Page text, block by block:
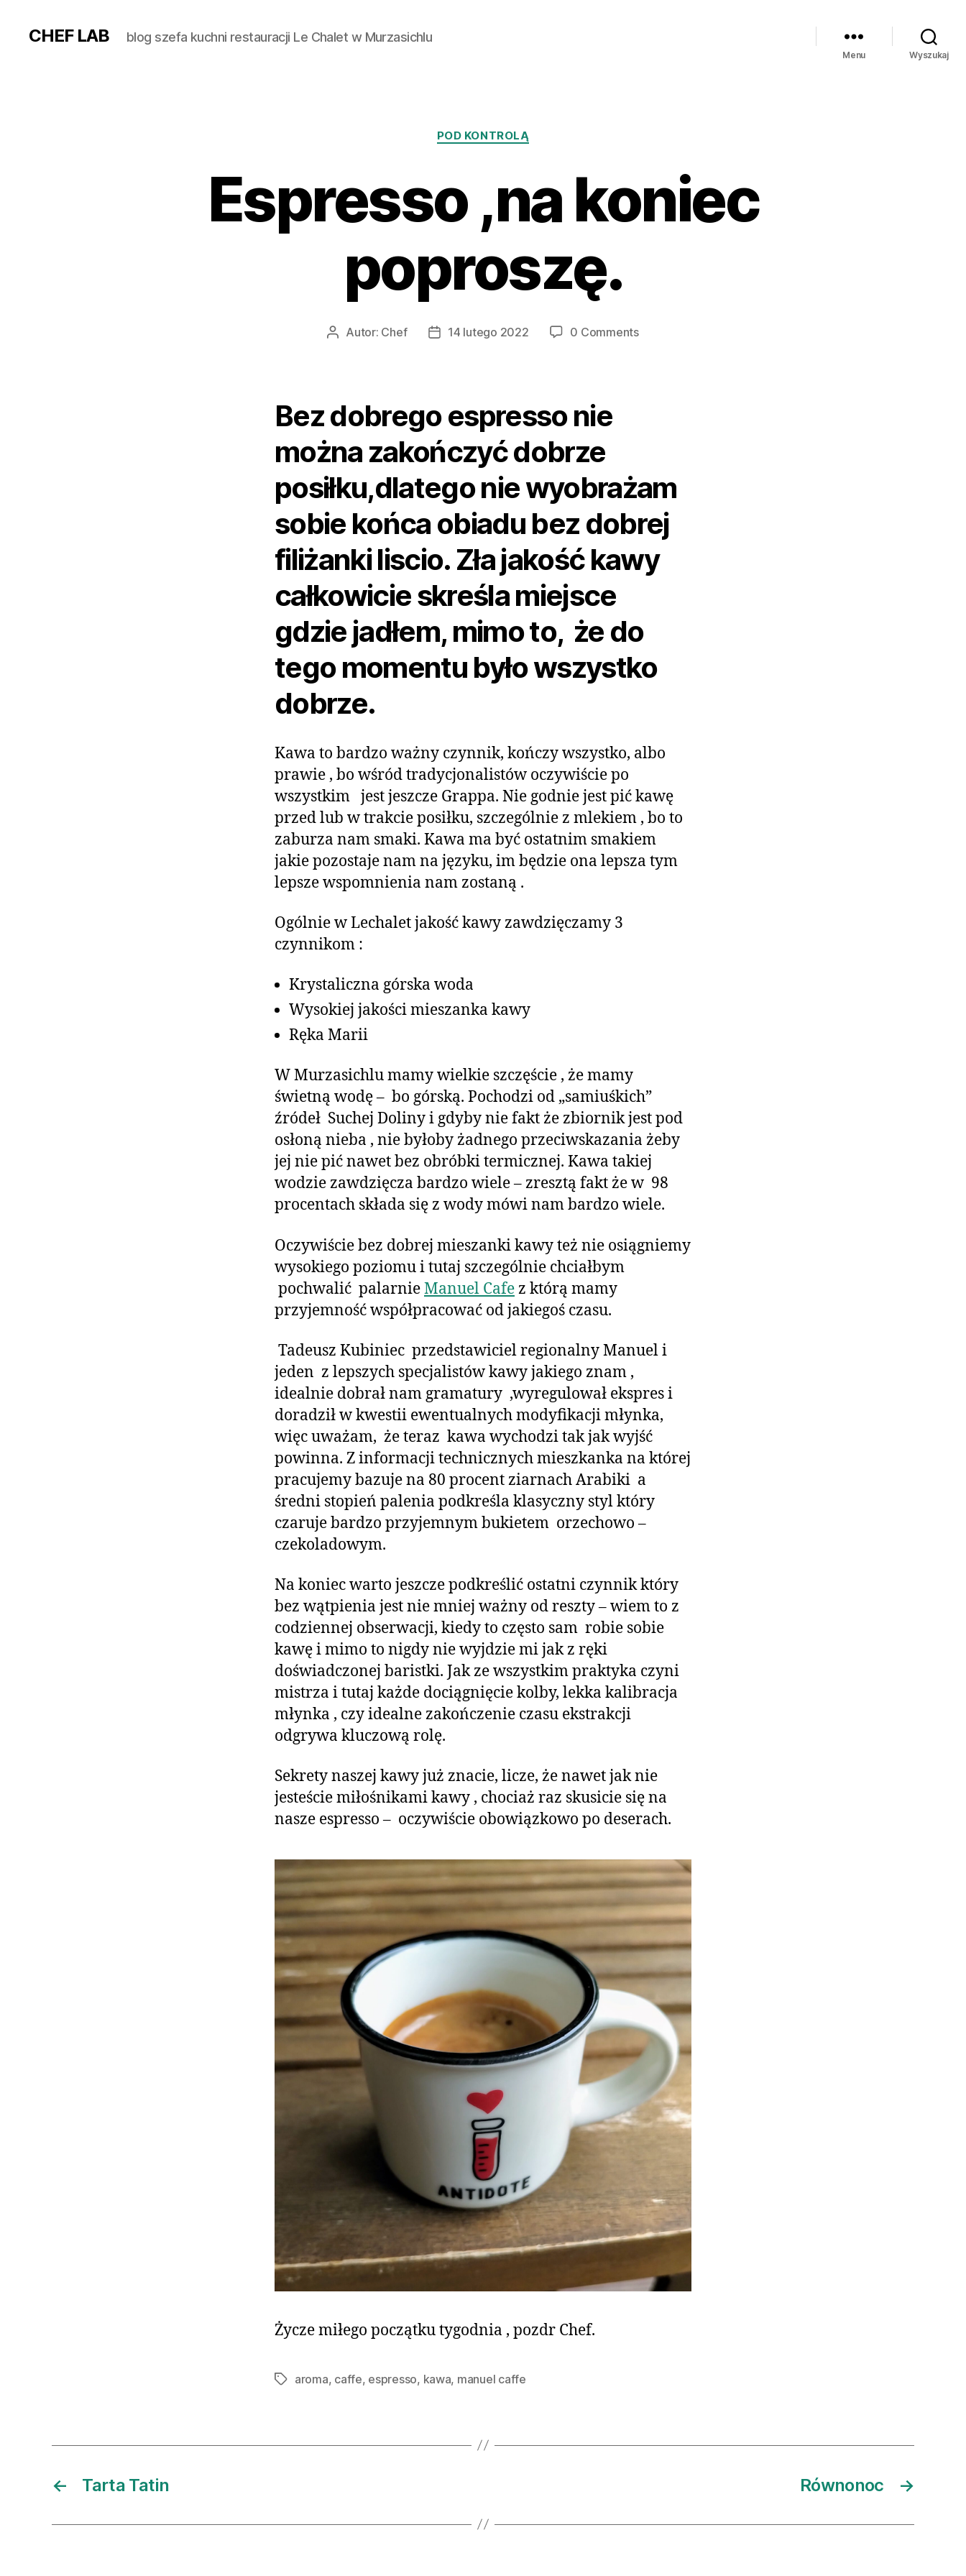
CHEF LAB blog szefa kuchni restauracji Le Chalet w Murzasichlu
Menu Wyszukaj
Kategorie
POD KONTROLĄ
Espresso ,na koniec
poproszę.
AutorAutor: Chef
Data14 lutego 2022 0 Comments
Bez dobrego espresso nie
można zakończyć dobrze
posiłku,dlatego nie wyobrażam
sobie końca obiadu bez dobrej
filiżanki liscio. Zła jakość kawy
całkowicie skreśla miejsce
gdzie jadłem, mimo to, że do
tego momentu było wszystko
dobrze.
Kawa to bardzo ważny czynnik, kończy wszystko, albo
prawie , bo wśród tradycjonalistów oczywiście po
wszystkim jest jeszcze Grappa. Nie godnie jest pić kawę
przed lub w trakcie posiłku, szczególnie z mlekiem , bo to
zaburza nam smaki. Kawa ma być ostatnim smakiem
jakie pozostaje nam na języku, im będzie ona lepsza tym
lepsze wspomnienia nam zostaną .
Ogólnie w Lechalet jakość kawy zawdzięczamy 3
czynnikom :
Krystaliczna górska woda
Wysokiej jakości mieszanka kawy
Ręka Marii
W Murzasichlu mamy wielkie szczęście , że mamy
świetną wodę – bo górską. Pochodzi od „samiuśkich”
źródeł Suchej Doliny i gdyby nie fakt że zbiornik jest pod
osłoną nieba , nie byłoby żadnego przeciwskazania żeby
jej nie pić nawet bez obróbki termicznej. Kawa takiej
wodzie zawdzięcza bardzo wiele – zresztą fakt że w 98
procentach składa się z wody mówi nam bardzo wiele.
Oczywiście bez dobrej mieszanki kawy też nie osiągniemy
wysokiego poziomu i tutaj szczególnie chciałbym
pochwalić palarnieManuel Cafez którą mamy
przyjemność współpracować od jakiegoś czasu.
Tadeusz Kubiniec przedstawiciel regionalny Manuel i
jeden z lepszych specjalistów kawy jakiego znam ,
idealnie dobrał nam gramatury ,wyregulował ekspres i
doradził w kwestii ewentualnych modyfikacji młynka,
więc uważam, że teraz kawa wychodzi tak jak wyjść
powinna. Z informacji technicznych mieszkanka na której
pracujemy bazuje na 80 procent ziarnach Arabiki a
średni stopień palenia podkreśla klasyczny styl który
czaruje bardzo przyjemnym bukietem orzechowo –
czekoladowym.
Na koniec warto jeszcze podkreślić ostatni czynnik który
bez wątpienia jest nie mniej ważny od reszty – wiem to z
codziennej obserwacji, kiedy to często sam robie sobie
kawę i mimo to nigdy nie wyjdzie mi jak z ręki
doświadczonej baristki. Jak ze wszystkim praktyka czyni
mistrza i tutaj każde dociągnięcie kolby, lekka kalibracja
młynka , czy idealne zakończenie czasu ekstrakcji
odgrywa kluczową rolę.
Sekrety naszej kawy już znacie, licze, że nawet jak nie
jesteście miłośnikami kawy , chociaż raz skusicie się na
nasze espresso – oczywiście obowiązkowo po deserach.
Życze miłego początku tygodnia , pozdr Chef.
Tagiaroma, caffe, espresso, kawa, manuel caffe
← Tarta Tatin →
Równonoc